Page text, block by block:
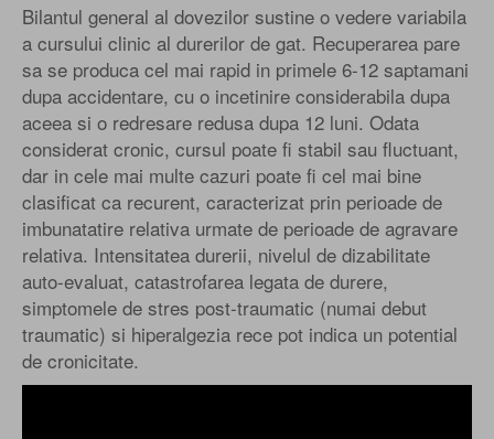
Bilantul general al dovezilor sustine o vedere variabila
a cursului clinic al durerilor de gat. Recuperarea pare
sa se produca cel mai rapid in primele 6-12 saptamani
dupa accidentare, cu o incetinire considerabila dupa
aceea si o redresare redusa dupa 12 luni. Odata
considerat cronic, cursul poate fi stabil sau fluctuant,
dar in cele mai multe cazuri poate fi cel mai bine
clasificat ca recurent, caracterizat prin perioade de
imbunatatire relativa urmate de perioade de agravare
relativa. Intensitatea durerii, nivelul de dizabilitate
auto-evaluat, catastrofarea legata de durere,
simptomele de stres post-traumatic (numai debut
traumatic) si hiperalgezia rece pot indica un potential
de cronicitate.